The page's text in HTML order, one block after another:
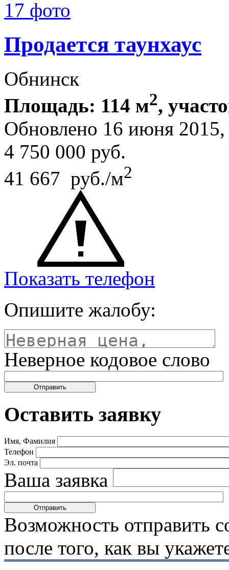
17 фото
Продается таунхаус
Обнинск
Площадь: 114 м2,
Обновлено 16 июня
4 750 000 руб.
41 667 руб./м2
Показать телефон
Опишите жалобу:
Неверное кодовое слово
Оставить заявку
Имя, Фамилия
Телефон
Эл. почта
Ваша заявка
Возможность отправить
после того, как вы